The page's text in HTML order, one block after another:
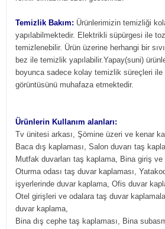
Temizlik Bakım: Ürünlerimizin temizliği
yapılabilmektedir. Elektrikli süpürgesi ile
temizlenebilir. Ürün üzerine herhangi bir
bez ile temizlik yapılabilir.Yapay(suni)
boyunca sadece kolay temizlik süreçleri
görüntüsünü muhafaza etmektedir.
Ürünlerin Kullanım alanları:
Tv ünitesi arkası, Şömine üzeri ve kenar
Baca dış kaplaması, Salon duvarı taş
Mutfak duvarları taş kaplama, Bina giriş
Oturma odası taş duvar kaplaması,
işyerlerinde duvar kaplama, Ofis duvar
Otel girişleri ve odalara taş duvar
duvar kaplama,
Bina dış cephe taş kaplaması, Bina